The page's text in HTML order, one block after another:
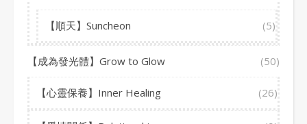
【順天】Suncheon (5)
【成為發光體】Grow to Glow (50)
【心靈保養】Inner Healing (26)